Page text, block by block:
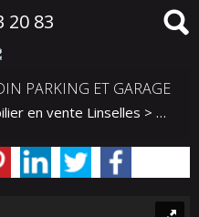
20 83
PARKING ET GARAGE
en vente Linselles >